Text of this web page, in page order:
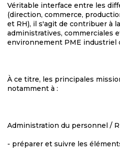
Véritable interface entre les
(direction, commerce,
et RH), il s'agit de contribuer à
administratives, commerciales
environnement PME industriel
À ce titre, les principales
notamment à :
Administration du personnel /
- préparer et suivre les